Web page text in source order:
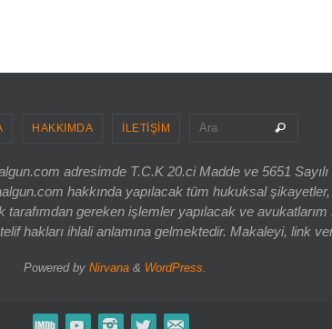
HAKKIMDA İLETİŞİM Ara
adresimde T.C.K 20.ci Madde ve 5651
hakkında yapılacak tüm hukuksal
gereken işlemler yapılacak ve avukatlarım
hakları ihlali anlamına gelmektedir. Makaleyi, link
Powered by Nirvana& WordPress.